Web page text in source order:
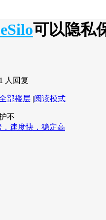
可以隐私
1 人回复
部楼层 |阅读模式
不
速度快，稳定高